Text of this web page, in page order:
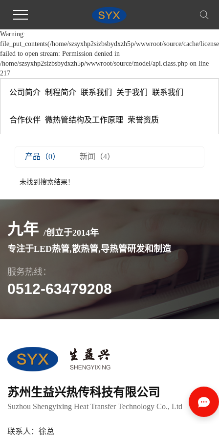
Warning:
file_put_contents(/home/szsyxhp2sizbsbydxzh5p/wwwroot/source/cache/
failed to open stream: Permission denied in
/home/szsyxhp2sizbsbydxzh5p/wwwroot/source/model/api.class.php on line
217
公司简介 制程简介 联系我们 关于我们 联系我们
合作伙伴 微热管结构及工作原理 荣誉资质
产品（0） 新闻（4）
未找到搜索结果！
九年 /创立于2014年
专注于LED热管,散热管,导热管研发和制造
服务热线：
0512-63479208
苏州生益兴热传科技有限公司
Suzhou Shengyixing Heat Transfer Technology Co., Ltd
联系人：徐总